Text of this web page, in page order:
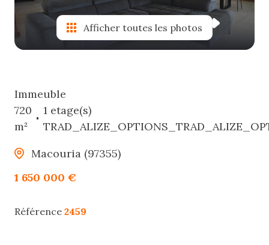
Afficher toutes les photos
Immeuble
720
m²
1 etage(s)
Macouria (97355)
1 650 000 €
Référence 2459